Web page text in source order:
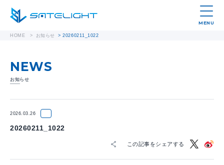
MENU
HOME > お知らせ >20260211_1022
NEWS
お知らせ
2026.03.26
20260211_1022
この記事をシェアする